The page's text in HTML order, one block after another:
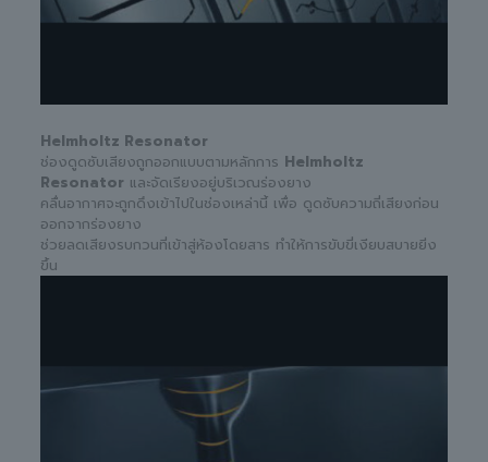
Helmholtz Resonator
ช่องดูดซับเสียงถูกออกแบบตามหลักการ Helmholtz
Resonator และจัดเรียงอยู่บริเวณร่องยาง
คลื่นอากาศจะถูกดึงเข้าไปในช่องเหล่านี้ เพื่อ ดูดซับความถี่เสียงก่อน
ออกจากร่องยาง
ช่วยลดเสียงรบกวนที่เข้าสู่ห้องโดยสาร ทำให้การขับขี่เงียบสบายยิ่ง
ขึ้น